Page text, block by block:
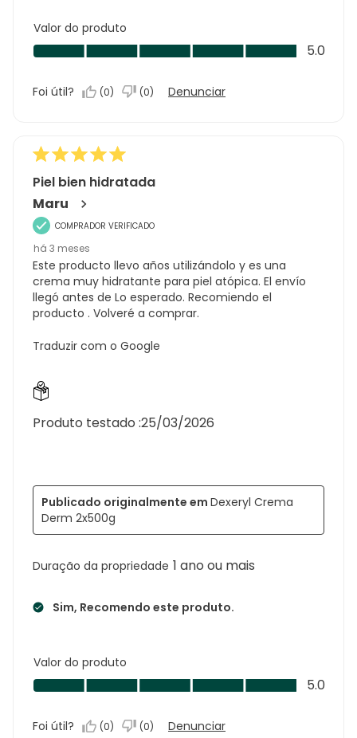
Valor do produto
Valor
do
5.0
5.0
Foi útil? (0) (0) Denunciar
Piel bien hidratada
Maru
COMPRADOR VERIFICADO
há 3 meses
Este producto llevo años utilizándolo y es una
crema muy hidratante para piel atópica. El envío
llegó antes de Lo esperado. Recomiendo el
producto . Volveré a comprar.
Traduzir com o Google
Duração da propriedade 1 ano ou mais
Sim, Recomendo este produto.
Produto testado :25/03/2026
Publicado originalmente em Dexeryl Crema
Derm 2x500g
Valor do produto
Valor
do
5.0
5.0
Foi útil? (0) (0) Denunciar